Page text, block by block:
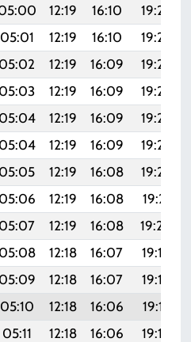
12:19 16:10 19:28
05:01 12:19 16:10 19:27
05:02 12:19 16:09 19:26
05:03 12:19 16:09 19:25
05:04 12:19 16:09 19:24
05:04 12:19 16:09 19:23
05:05 12:19 16:08 19:22
05:06 12:19 16:08 19:21
05:07 12:19 16:08 19:20
05:08 12:18 16:07 19:19
05:09 12:18 16:07 19:18
05:10 12:18 16:06 19:17
05:11 12:18 16:06 19:16